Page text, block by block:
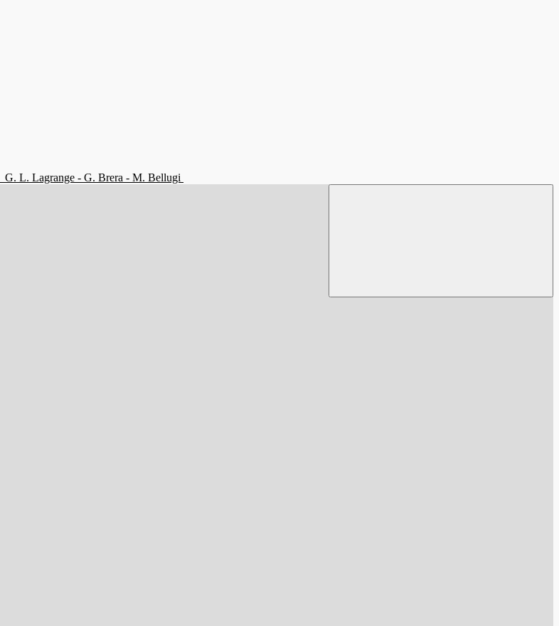
G. L. Lagrange - G. Brera - M. Bellugi